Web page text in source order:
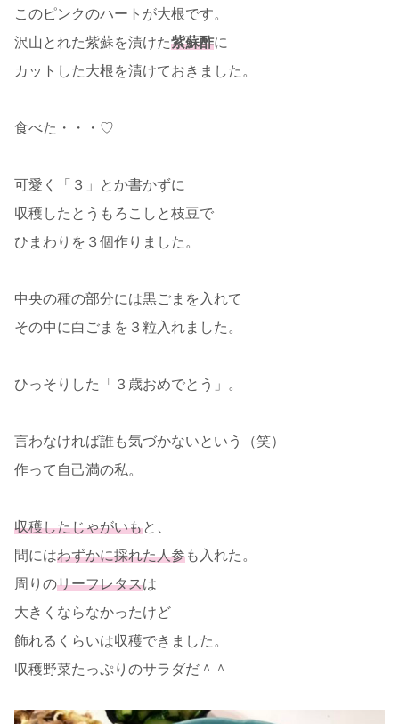
このピンクのハートが大根です。
沢山とれた紫蘇を漬けた紫蘇酢に
カットした大根を漬けておきました。
食べた・・・♡
可愛く「３」とか書かずに
収穫したとうもろこしと枝豆で
ひまわりを３個作りました。
中央の種の部分には黒ごまを入れて
その中に白ごまを３粒入れました。
ひっそりした「３歳おめでとう」。
言わなければ誰も気づかないという（笑）
作って自己満の私。
収穫したじゃがいもと、
間にはわずかに採れた人参も入れた。
周りのリーフレタスは
大きくならなかったけど
飾れるくらいは収穫できました。
収穫野菜たっぷりのサラダだ＾＾